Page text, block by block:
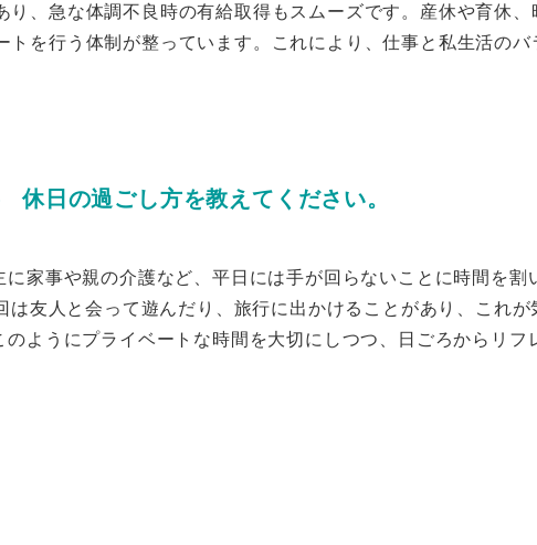
、急な体調不良時の有給取得もスムーズです。産休や育休、
を行う体制が整っています。これにより、仕事と私生活のバ
休日の過ごし方を教えてください。
に家事や親の介護など、平日には手が回らないことに時間を割
は友人と会って遊んだり、旅行に出かけることがあり、これが
のようにプライベートな時間を大切にしつつ、日ごろからリフ